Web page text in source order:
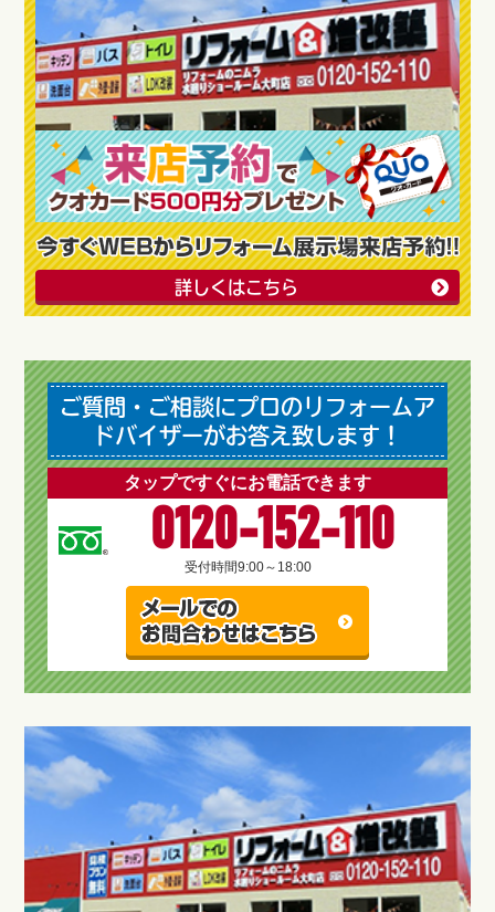
詳しくはこちら
ご質問・ご相談にプロのリフォームア
ドバイザーがお答え致します！
タップですぐにお電話できます
0120-152-110
受付時間9:00～18:00